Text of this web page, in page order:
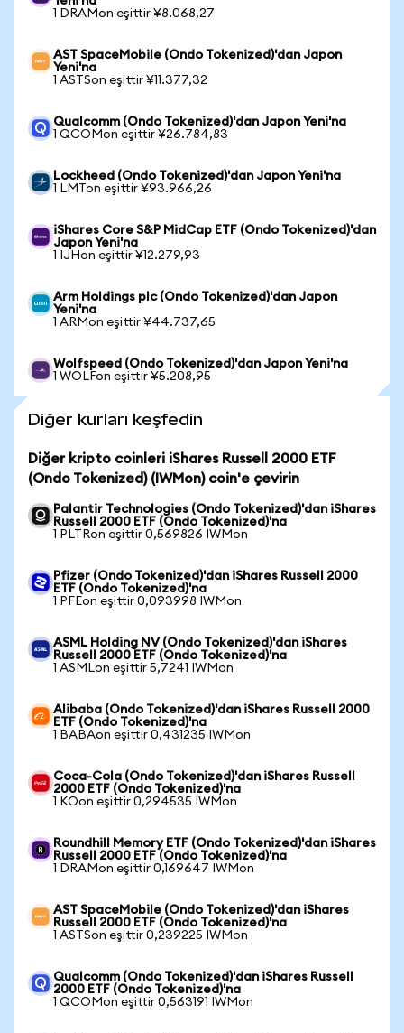
1 DRAMon eşittir ¥8.068,27
AST SpaceMobile (Ondo Tokenized)'dan Japon
Yeni'na
1 ASTSon eşittir ¥11.377,32
Qualcomm (Ondo Tokenized)'dan Japon Yeni'na
1 QCOMon eşittir ¥26.784,83
Lockheed (Ondo Tokenized)'dan Japon Yeni'na
1 LMTon eşittir ¥93.966,26
iShares Core S&P MidCap ETF (Ondo Tokenized)'dan
Japon Yeni'na
1 IJHon eşittir ¥12.279,93
Arm Holdings plc (Ondo Tokenized)'dan Japon
Yeni'na
1 ARMon eşittir ¥44.737,65
Wolfspeed (Ondo Tokenized)'dan Japon Yeni'na
1 WOLFon eşittir ¥5.208,95
Diğer kurları keşfedin
Diğer kripto coinleri iShares Russell 2000 ETF
(Ondo Tokenized) (IWMon) coin'e çevirin
Palantir Technologies (Ondo Tokenized)'dan iShares
Russell 2000 ETF (Ondo Tokenized)'na
1 PLTRon eşittir 0,569826 IWMon
Pfizer (Ondo Tokenized)'dan iShares Russell 2000
ETF (Ondo Tokenized)'na
1 PFEon eşittir 0,093998 IWMon
ASML Holding NV (Ondo Tokenized)'dan iShares
Russell 2000 ETF (Ondo Tokenized)'na
1 ASMLon eşittir 5,7241 IWMon
Alibaba (Ondo Tokenized)'dan iShares Russell 2000
ETF (Ondo Tokenized)'na
1 BABAon eşittir 0,431235 IWMon
Coca-Cola (Ondo Tokenized)'dan iShares Russell
2000 ETF (Ondo Tokenized)'na
1 KOon eşittir 0,294535 IWMon
Roundhill Memory ETF (Ondo Tokenized)'dan iShares
Russell 2000 ETF (Ondo Tokenized)'na
1 DRAMon eşittir 0,169647 IWMon
AST SpaceMobile (Ondo Tokenized)'dan iShares
Russell 2000 ETF (Ondo Tokenized)'na
1 ASTSon eşittir 0,239225 IWMon
Qualcomm (Ondo Tokenized)'dan iShares Russell
2000 ETF (Ondo Tokenized)'na
1 QCOMon eşittir 0,563191 IWMon